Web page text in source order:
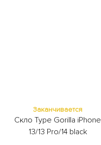
Заканчивается
Скло Type Gorilla iPhone
13/13 Pro/14 black